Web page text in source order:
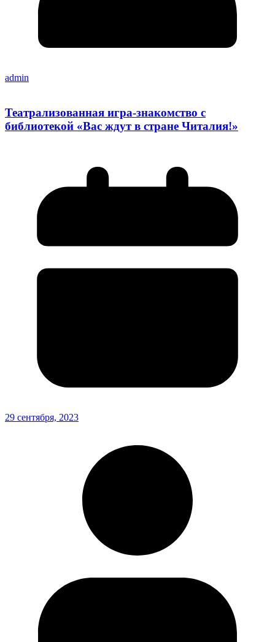
admin
Театрализованная игра-знакомство с
библиотекой «Вас ждут в стране Читалия!»
29 сентября, 2023